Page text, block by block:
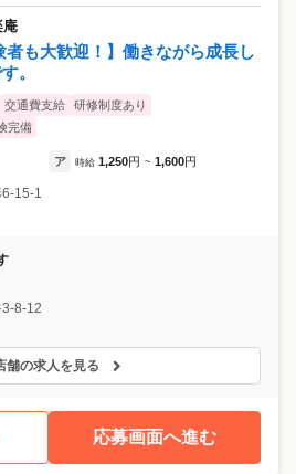
庵
者も大歓迎！】働きながら成長し
。
交通費支給
研修制度あり
完備
ア 時給 1,250円 ~ 1,600円
15-1
8-12
舗の求人を見る
応募画面へ進む